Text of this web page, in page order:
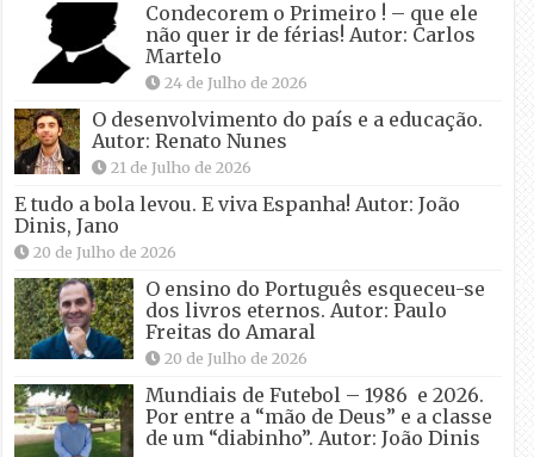
Condecorem o Primeiro ! – que ele
não quer ir de férias! Autor: Carlos
Martelo
24 de Julho de 2026
O desenvolvimento do país e a educação.
Autor: Renato Nunes
21 de Julho de 2026
E tudo a bola levou. E viva Espanha! Autor: João
Dinis, Jano
20 de Julho de 2026
O ensino do Português esqueceu-se
dos livros eternos. Autor: Paulo
Freitas do Amaral
20 de Julho de 2026
Mundiais de Futebol – 1986 e 2026.
Por entre a “mão de Deus” e a classe
de um “diabinho”. Autor: João Dinis